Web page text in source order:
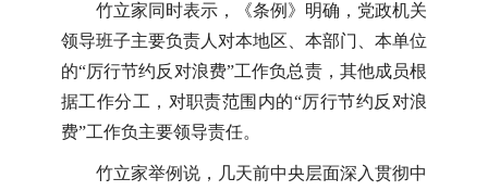
竹立家同时表示，《条例》明确，党政机关
领导班子主要负责人对本地区、本部门、本单位
的“厉行节约反对浪费”工作负总责，其他成员根
据工作分工，对职责范围内的“厉行节约反对浪
费”工作负主要领导责任。
竹立家举例说，几天前中央层面深入贯彻中